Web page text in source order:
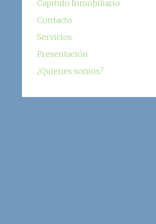
Capítulo Inmobiliario
Contacto
Servicios
Presentación
¿Quienes somos?